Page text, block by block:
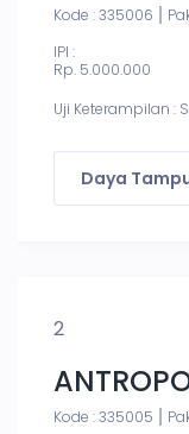
Kode : 335006
IPI :
Rp. 5.000.000
Uji Keterampilan :
Daya
2
Kode : 335005